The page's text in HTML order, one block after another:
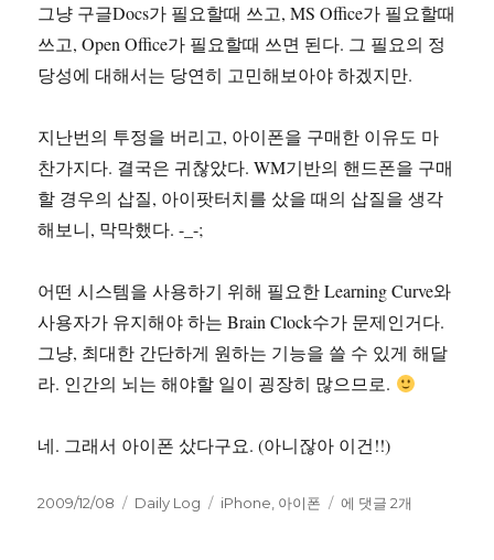
그냥 구글Docs가 필요할때 쓰고, MS Office가 필요할때
쓰고, Open Office가 필요할때 쓰면 된다. 그 필요의 정
당성에 대해서는 당연히 고민해보아야 하겠지만.
지난번의 투정을 버리고, 아이폰을 구매한 이유도 마
찬가지다. 결국은 귀찮았다. WM기반의 핸드폰을 구매
할 경우의 삽질, 아이팟터치를 샀을 때의 삽질을 생각
해보니, 막막했다. -_-;
어떤 시스템을 사용하기 위해 필요한 Learning Curve와
사용자가 유지해야 하는 Brain Clock수가 문제인거다.
그냥, 최대한 간단하게 원하는 기능을 쓸 수 있게 해달
라. 인간의 뇌는 해야할 일이 굉장히 많으므로.
네. 그래서 아이폰 샀다구요. (아니잖아 이건!!)
작
2009/12/08
카
Daily Log
태
iPhone, 아이폰
Let
에 댓글 2개